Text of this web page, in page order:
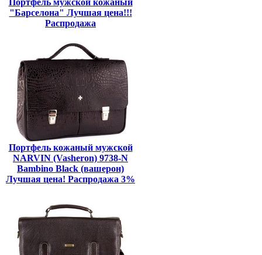
Портфель мужской кожаный
"Барселона" Лучшая цена!!!
Распродажа
Портфель кожаный мужской
NARVIN (Vasheron) 9738-N
Bambino Black (вашерон)
Лучшая цена! Распродажа 3%